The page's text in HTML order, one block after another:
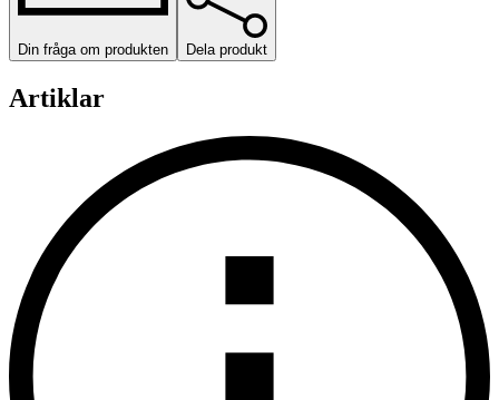
Din fråga om produkten Dela produkt
Artiklar